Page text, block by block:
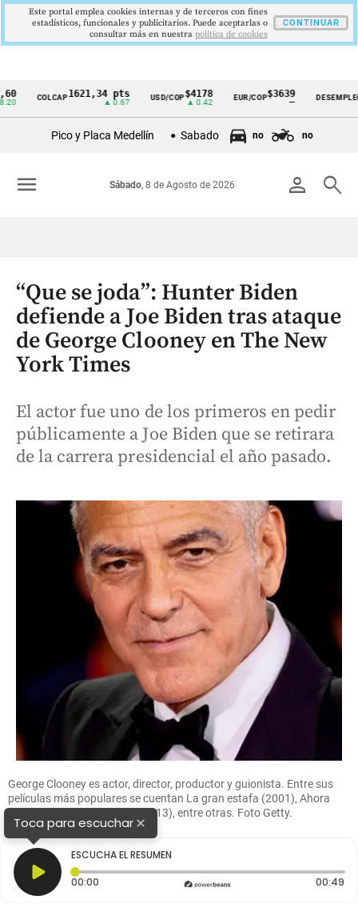
Cintillo
Colombia
COLCAP1621,34 pts
▲ 0.67
USD/COP$4178
▲ 0.42
EUR/COP$3639 DESEMPLEO9,9
▼
Pico y Placa Medellín Sabado no no
person search
Sábado, 8 de Agosto de 2026
menu
“Que se joda”: Hunter Biden
defiende a Joe Biden tras ataque
de George Clooney en The New
York Times
El actor fue uno de los primeros en pedir
públicamente a Joe Biden que se retirara
de la carrera presidencial el año pasado.
George Clooney es actor, director, productor y guionista. Entre sus
películas más populares se cuentan La gran estafa (2001), Ahora
son 13 (2007) y Gravedad (2013), entre otras. Foto Getty.
Toca para escuchar×
ESCUCHA EL RESUMEN
00:00 Tiempo transcurrido: 0 segundos 00:49
Este portal emplea cookies internas y de terceros con fines
estadísticos, funcionales y publicitarios. Puede aceptarlas o
consultar más en nuestra politica de cookies
CONTINUAR